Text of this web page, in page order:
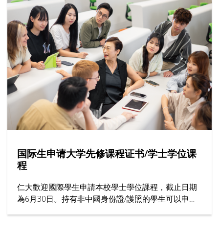
国际生申请大学先修课程证书/学士学位课
程
仁大歡迎國際學生申請本校學士學位課程，截止日期
為6月30日。持有非中國身份證/護照的學生可以申請